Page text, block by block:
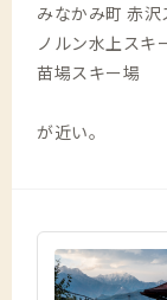
みなかみ町 赤沢
ノルン水上スキ
苗場スキー場
が近い。